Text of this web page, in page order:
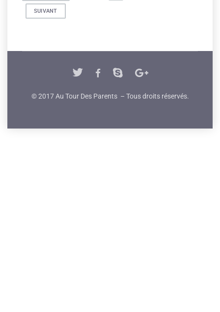
des
publications
SUIVANT
© 2017 Au Tour Des Parents – Tous droits réservés.